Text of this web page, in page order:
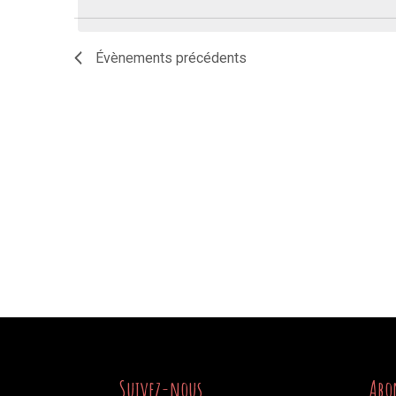
Évènements précédents
Suivez-nous